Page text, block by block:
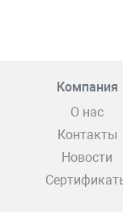
Компания
О нас
Контакты
Новости